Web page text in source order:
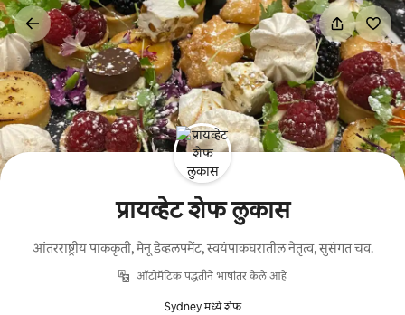
कंटेंटवर
जा
प्रायव्हेट शेफ लुकास
आंतरराष्ट्रीय पाककृती, मेनू डेव्हलपमेंट, स्वयंपाकघरातील नेतृत्व, सुसंगत चव.
ऑटोमॅटिक पद्धतीने भाषांतर केले आहे
Sydney मध्ये शेफ